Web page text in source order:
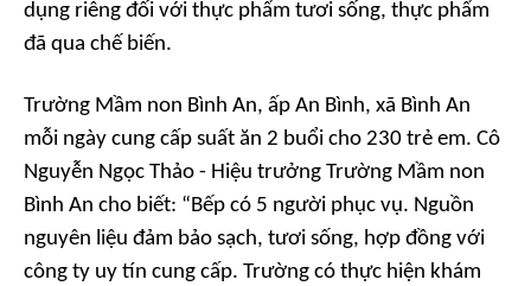
dụng riêng đối với thực phẩm tươi sống, thực phẩm
đã qua chế biến.
Trường Mầm non Bình An, ấp An Bình, xã Bình An
mỗi ngày cung cấp suất ăn 2 buổi cho 230 trẻ em. Cô
Nguyễn Ngọc Thảo - Hiệu trưởng Trường Mầm non
Bình An cho biết: “Bếp có 5 người phục vụ. Nguồn
nguyên liệu đảm bảo sạch, tươi sống, hợp đồng với
công ty uy tín cung cấp. Trường có thực hiện khám